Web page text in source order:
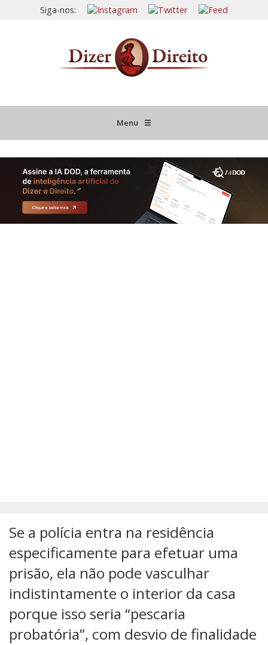
Siga-nos:
Menu ☰
JURISPRUDÊNCIA COMENTADA
INFORMATIVOS COMENTADOS
Se a polícia entra na residência
especificamente para efetuar uma
prisão, ela não pode vasculhar
indistintamente o interior da casa
porque isso seria “pescaria
probatória”, com desvio de finalidade